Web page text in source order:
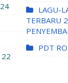
24
22
LAGU-
TERBARU
PDT